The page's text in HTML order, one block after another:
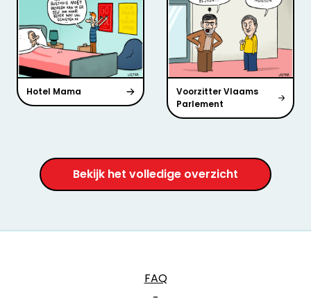
Hotel Mama
Voorzitter Vlaams
Parlement
Bekijk het volledige overzicht
FAQ
-